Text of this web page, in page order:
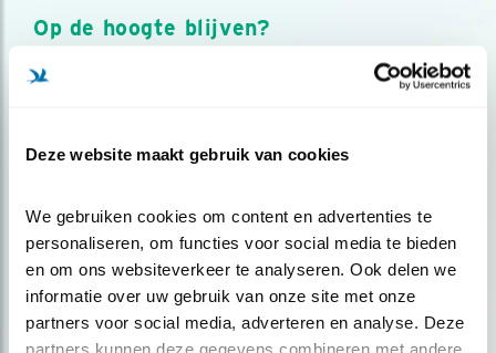
Deze website maakt gebruik van cookies
We gebruiken cookies om content en advertenties te
personaliseren, om functies voor social media te bieden
en om ons websiteverkeer te analyseren. Ook delen we
informatie over uw gebruik van onze site met onze
partners voor social media, adverteren en analyse. Deze
partners kunnen deze gegevens combineren met andere
Op de hoogte blijven?
Meld je aan en ontvang nieuws, inspiratie, acties en tips
over vogels en activiteiten van Vogelbescherming.